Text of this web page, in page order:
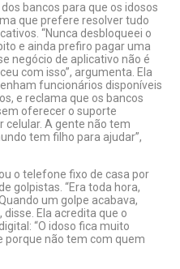
bancos para que os idosos
que prefere resolver tudo
“Nunca desbloqueei o
e ainda prefiro pagar uma
negócio de aplicativo não é
com isso”, argumenta. Ela
funcionários disponíveis
e reclama que os bancos
oferecer o suporte
celular. A gente não tem
tem filho para ajudar”,
o telefone fixo de casa por
golpistas. “Era toda hora,
um golpe acabava,
Ela acredita que o
“O idoso fica muito
porque não tem com quem